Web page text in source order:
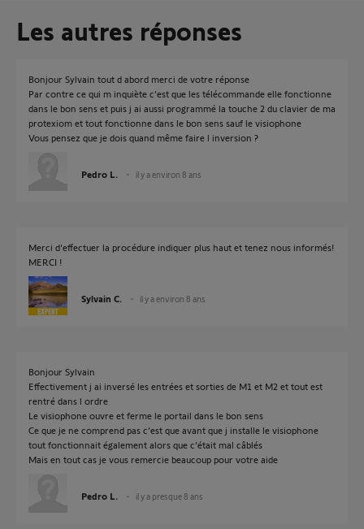
Les autres réponses
Bonjour Sylvain tout d abord merci de votre réponse
Par contre ce qui m inquiète c’est que les télécommande elle fonctionne
dans le bon sens et puis j ai aussi programmé la touche 2 du clavier de ma
protexiom et tout fonctionne dans le bon sens sauf le visiophone
Vous pensez que je dois quand même faire l inversion ?
Pedro L. il y a environ 8 ans
Merci d'effectuer la procédure indiquer plus haut et tenez nous informés!
MERCI !
Sylvain C. il y a environ 8 ans
Bonjour Sylvain
Effectivement j ai inversé les entrées et sorties de M1 et M2 et tout est
rentré dans l ordre
Le visiophone ouvre et ferme le portail dans le bon sens
Ce que je ne comprend pas c’est que avant que j installe le visiophone
tout fonctionnait également alors que c’était mal câblés
Mais en tout cas je vous remercie beaucoup pour votre aide
Pedro L. il y a presque 8 ans